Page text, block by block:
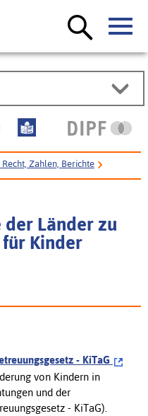
Zahlen, Berichte
der Länder zu
Kinder
- KiTaG
von Kindern in
und der
- KiTaG).